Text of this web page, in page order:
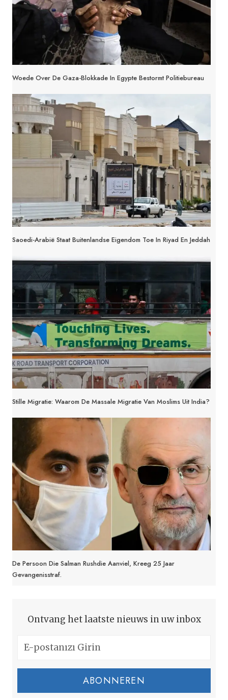
Woede Over De Gaza-Blokkade In Egypte Bestormt Politiebureau
Saoedi-Arabië Staat Buitenlandse Eigendom Toe In Riyad En Jeddah
Stille Migratie: Waarom De Massale Migratie Van Moslims Uit India?
De Persoon Die Salman Rushdie Aanviel, Kreeg 25 Jaar
Gevangenisstraf.
Ontvang het laatste nieuws in uw inbox
ABONNEREN